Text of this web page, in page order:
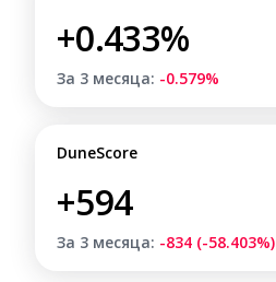
+0.433%
За 3 месяца: -0.579%
DuneScore
+594
За 3 месяца: -834 (-58.403%)